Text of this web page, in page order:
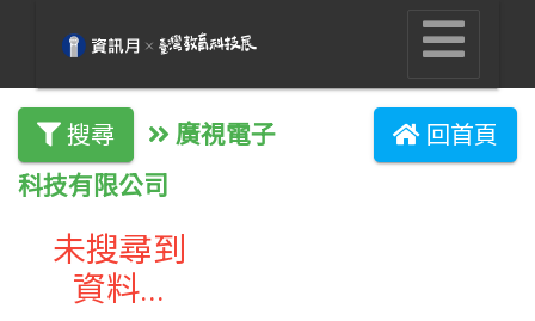
搜尋
廣視電子
科技有限公司
回首頁
未搜尋到
資料...